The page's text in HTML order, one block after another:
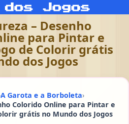
– Desenho
para Pintar e
de Colorir grátis
dos Jogos
A Garota e a Borboleta›
Colorido Online para Pintar e
grátis no Mundo dos Jogos